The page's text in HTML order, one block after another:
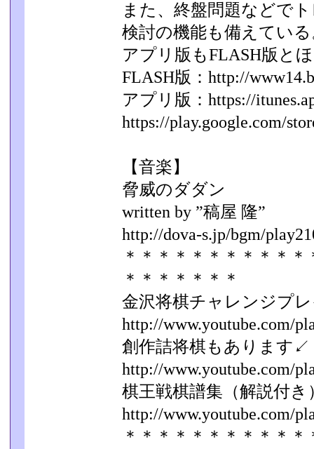
また、終盤問題などで
検討の機能も備えてい
アプリ版もFLASH版と
FLASH版：http://
アプリ版：https://
https://play.google.com/
【音楽】
脅威のダダン
written by ”稿屋 隆”
http://dova-s.jp/bgm/
＊＊＊＊＊＊＊＊＊＊
＊＊＊＊＊＊＊
金沢将棋チャレンジプ
http://www.youtube.com/
創作詰将棋もあります↙
http://www.youtube.com/
棋王戦棋譜集（解説付
http://www.youtube.com/
＊＊＊＊＊＊＊＊＊＊